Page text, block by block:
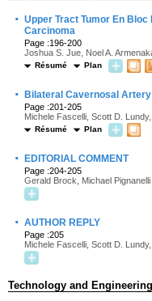
· Upper Tract Tumor En
Carcinoma
Page :196-200
Joshua S. Jue, Noel A.
Résumé Plan
· Bilateral Cavernosal
Page :201-205
Michele Fascelli, Scott D.
Résumé Plan
· EDITORIAL COMMENT
Page :204-205
Gerald Brock, Michael Pignanelli
· AUTHOR REPLY
Page :205
Michele Fascelli, Scott D.
Technology and Engineering